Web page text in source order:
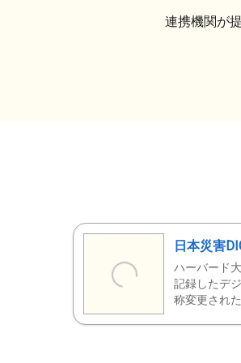
連携機関が
日本災害
ハーバード
記録したデ
称変更された